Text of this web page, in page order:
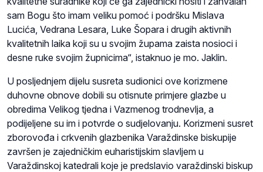
sam Bogu što imam veliku pomoć i podršku Mislava
Lucića, Vedrana Lesara, Luke Šopara i drugih aktivnih
kvalitetnih laika koji su u svojim župama zaista nosioci i
desne ruke svojim župnicima“, istaknuo je mo. Jaklin.
U posljednjem dijelu susreta sudionici ove korizmene
duhovne obnove dobili su otisnute primjere glazbe u
obredima Velikog tjedna i Vazmenog trodnevlja, a
podijeljene su im i potvrde o sudjelovanju. Korizmeni susret
zborovođa i crkvenih glazbenika Varaždinske biskupije
završen je zajedničkim euharistijskim slavljem u
Varaždinskoj katedrali koje je predslavio varaždinski biskup